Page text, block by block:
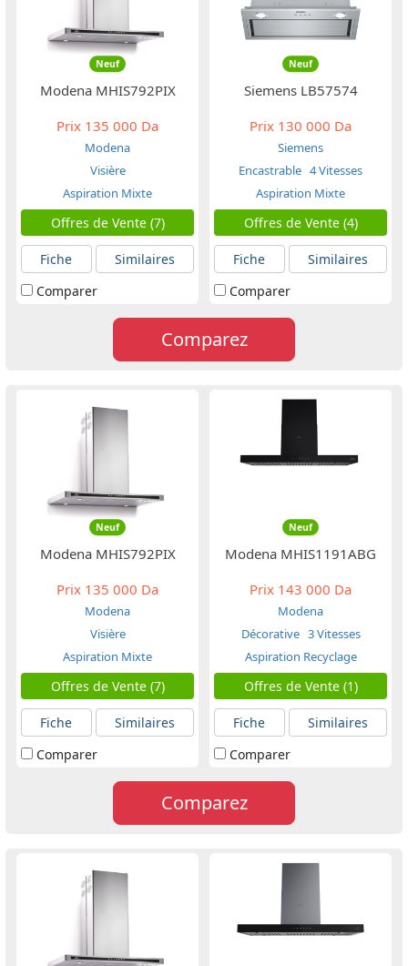
Neuf
Modena MHIS792PIX
Prix 135 000 Da
Modena
Visière
Aspiration Mixte
Offres de Vente (7)
Fiche
Similaires
Comparer
Neuf
Siemens LB57574
Prix 130 000 Da
Siemens
Encastrable 4 Vitesses
Aspiration Mixte
Offres de Vente (4)
Fiche
Similaires
Comparer
Comparez
Neuf
Modena MHIS792PIX
Prix 135 000 Da
Modena
Visière
Aspiration Mixte
Offres de Vente (7)
Fiche
Similaires
Comparer
Neuf
Modena MHIS1191ABG
Prix 143 000 Da
Modena
Décorative 3 Vitesses
Aspiration Recyclage
Offres de Vente (1)
Fiche
Similaires
Comparer
Comparez